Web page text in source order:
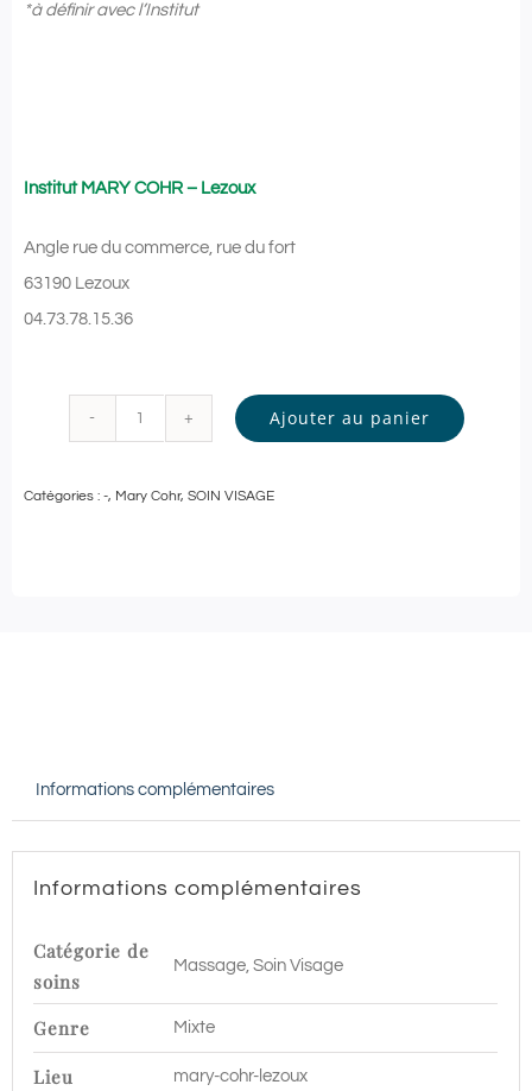
*à définir avec l’Institut
Institut MARY COHR – Lezoux
Angle rue du commerce, rue du fort
63190 Lezoux
04.73.78.15.36
Mary
60
min
Lezoux
Ajouter au panier
Catégories : -, Mary Cohr, SOIN VISAGE
Informations complémentaires
Informations complémentaires
Catégorie de
soins
Massage, Soin Visage
Genre Mixte
Lieu mary-cohr-lezoux